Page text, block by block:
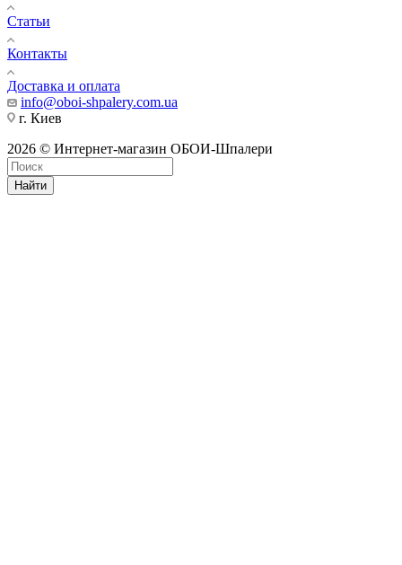
Статьи
Контакты
Доставка и оплата
info@oboi-shpalery.com.ua
г. Киев
2026 © Интернет-магазин ОБОИ-Шпалери
Найти